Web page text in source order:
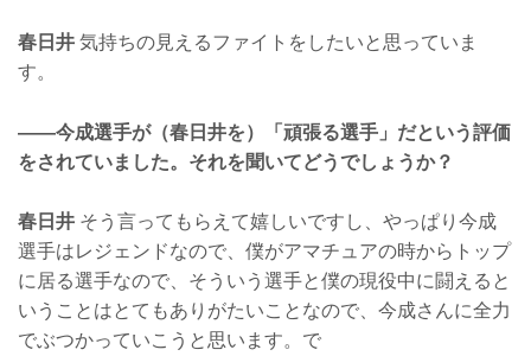
春日井 気持ちの見えるファイトをしたいと思っていま
す。
——今成選手が（春日井を）「頑張る選手」だという評価
をされていました。それを聞いてどうでしょうか？
春日井 そう言ってもらえて嬉しいですし、やっぱり今成
選手はレジェンドなので、僕がアマチュアの時からトップ
に居る選手なので、そういう選手と僕の現役中に闘えると
いうことはとてもありがたいことなので、今成さんに全力
でぶつかっていこうと思います。で